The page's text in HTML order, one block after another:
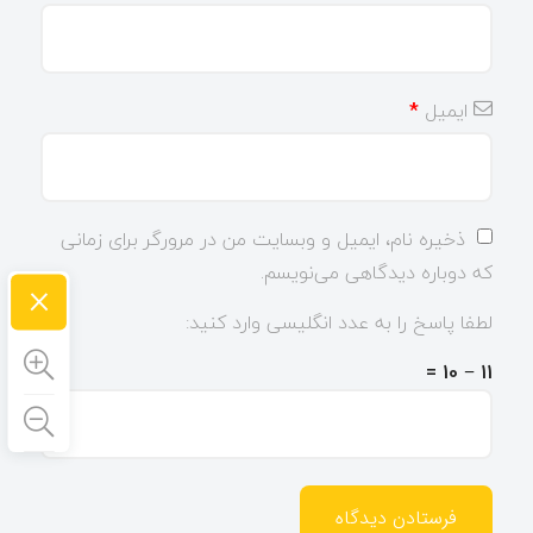
ایمیل *
ذخیره نام، ایمیل و وبسایت من در مرورگر برای زمانی
که دوباره دیدگاهی می‌نویسم.
لطفا پاسخ را به عدد انگلیسی وارد کنید:
11 − 10 =
×